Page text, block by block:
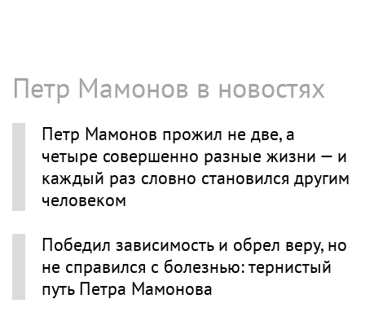
Петр Мамонов в новостях
Петр Мамонов прожил не две, а
четыре совершенно разные жизни — и
каждый раз словно становился другим
человеком
Победил зависимость и обрел веру, но
не справился с болезнью: тернистый
путь Петра Мамонова